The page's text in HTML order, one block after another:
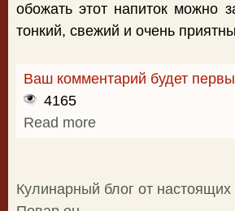
обожать этот напиток можно
тонкий, свежий и очень
Ваш комментарий будет
4165
Read more
Кулинарный блог от